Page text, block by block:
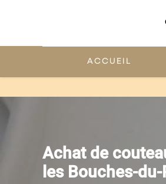
ACCUEIL
Achat de
les Bouches-